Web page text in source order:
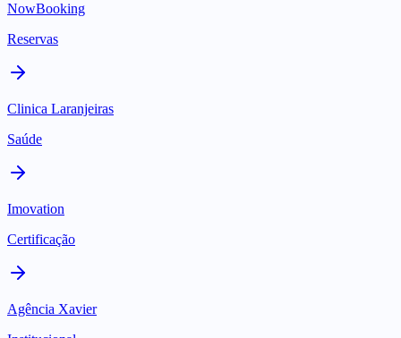
NowBooking
Reservas
Clinica Laranjeiras
Saúde
Imovation
Certificação
Agência Xavier